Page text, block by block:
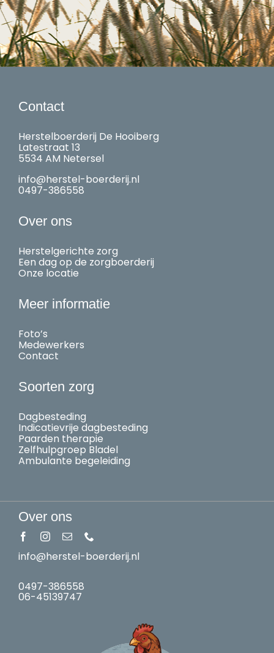
Contact
Herstelboerderij De Hooiberg
Latestraat 13
5534 AM Netersel
info@herstel-boerderij.nl
0497-386558
Over ons
Herstelgerichte zorg
Een dag op de zorgboerderij
Onze locatie
Meer informatie
Foto’s
Medewerkers
Contact
Soorten zorg
Dagbesteding
Indicatievrije dagbesteding
Paarden therapie
Zelfhulpgroep Bladel
Ambulante begeleiding
Over ons
info@herstel-boerderij.nl
0497-386558
06-45139747